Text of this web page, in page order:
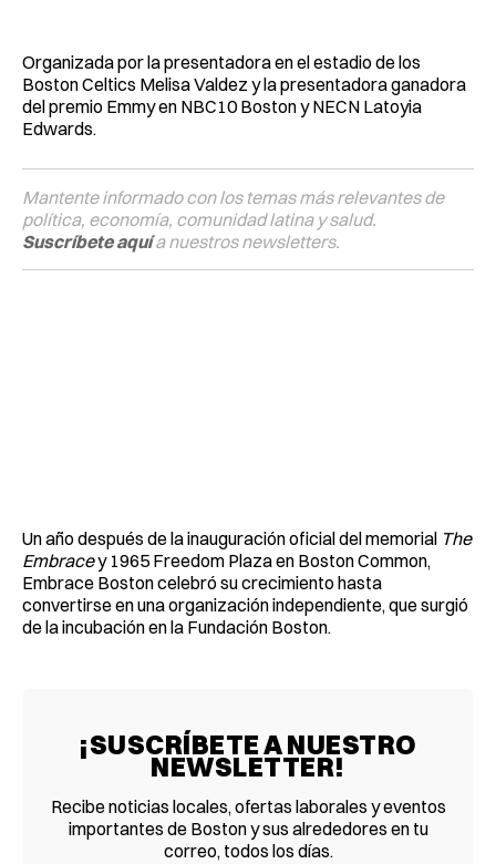
Organizada por la presentadora en el estadio de los
Boston Celtics Melisa Valdez y la presentadora ganadora
del premio Emmy en NBC10 Boston y NECN Latoyia
Edwards.
Mantente informado con los temas más relevantes de
política, economía, comunidad latina y salud.
Suscríbete aquía nuestros newsletters.
Un año después de la inauguración oficial del memorial The
Embracey 1965 Freedom Plaza en Boston Common,
Embrace Boston celebró su crecimiento hasta
convertirse en una organización independiente, que surgió
de la incubación en la Fundación Boston.
¡SUSCRÍBETE A NUESTRO
NEWSLETTER!
Recibe noticias locales, ofertas laborales y eventos
importantes de Boston y sus alrededores en tu
correo, todos los días.